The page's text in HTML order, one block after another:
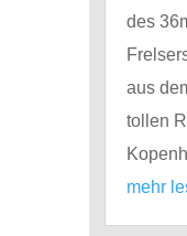
des
aus
tollen
mehr